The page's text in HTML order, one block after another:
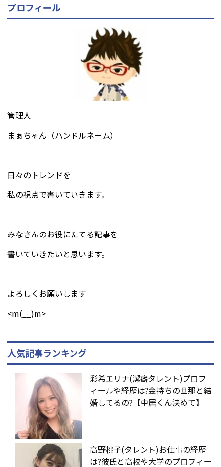
プロフィール
管理人
まぁちゃん（ハンドルネーム）
日々のトレンドを
私の視点で書いていきます。
みなさんのお役にたてる記事を
書いていきたいと思います。
よろしくお願いします
<m(__)m>
人気記事ランキング
彩希エリナ(潔癖タレント)プロフ
ィールや経歴は?金持ちの旦那と結
婚してるの?【中居くん決めて】
高野桃子(タレント)お仕事の経歴
は?彼氏と高校や大学のプロフィー